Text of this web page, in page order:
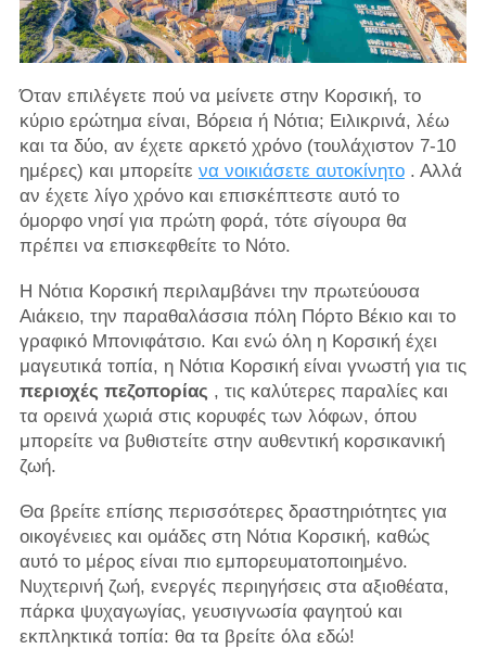
Όταν επιλέγετε πού να μείνετε στην Κορσική, το
κύριο ερώτημα είναι, Βόρεια ή Νότια; Ειλικρινά, λέω
και τα δύο, αν έχετε αρκετό χρόνο (τουλάχιστον 7-10
ημέρες) και μπορείτε να νοικιάσετε αυτοκίνητο. Αλλά
αν έχετε λίγο χρόνο και επισκέπτεστε αυτό το
όμορφο νησί για πρώτη φορά, τότε σίγουρα θα
πρέπει να επισκεφθείτε το Νότο.
Η Νότια Κορσική περιλαμβάνει την πρωτεύουσα
Αιάκειο, την παραθαλάσσια πόλη Πόρτο Βέκιο και το
γραφικό Μπονιφάτσιο. Και ενώ όλη η Κορσική έχει
μαγευτικά τοπία, η Νότια Κορσική είναι γνωστή για τις
περιοχές πεζοπορίας , τις καλύτερες παραλίες και
τα ορεινά χωριά στις κορυφές των λόφων, όπου
μπορείτε να βυθιστείτε στην αυθεντική κορσικανική
ζωή.
Θα βρείτε επίσης περισσότερες δραστηριότητες για
οικογένειες και ομάδες στη Νότια Κορσική, καθώς
αυτό το μέρος είναι πιο εμπορευματοποιημένο.
Νυχτερινή ζωή, ενεργές περιηγήσεις στα αξιοθέατα,
πάρκα ψυχαγωγίας, γευσιγνωσία φαγητού και
εκπληκτικά τοπία: θα τα βρείτε όλα εδώ!